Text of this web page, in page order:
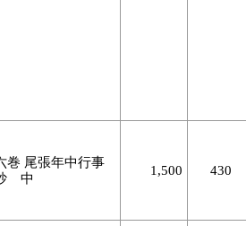
巻 尾張年中行事
中
1,500 430